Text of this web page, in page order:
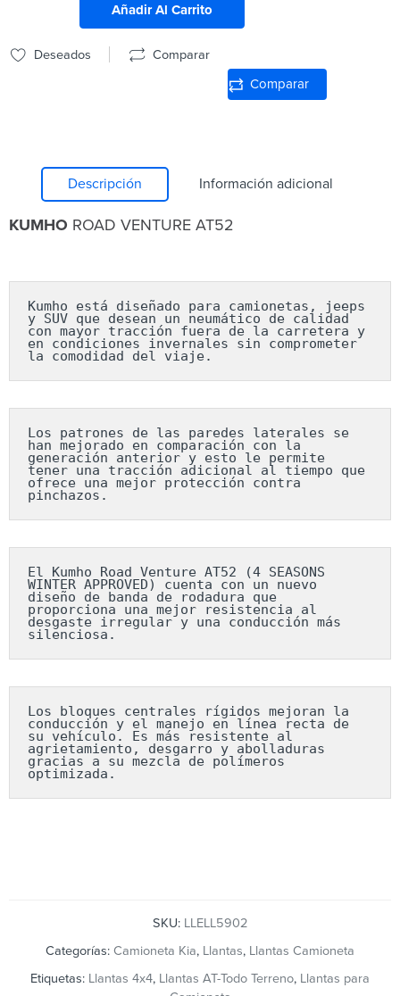
Añadir Al Carrito
Deseados Comparar
Comparar
Descripción Información adicional
KUMHO ROAD VENTURE AT52
Kumho está diseñado para camionetas, jeeps
y SUV que desean un neumático de calidad
con mayor tracción fuera de la carretera y
en condiciones invernales sin comprometer
la comodidad del viaje.
Los patrones de las paredes laterales se
han mejorado en comparación con la
generación anterior y esto le permite
tener una tracción adicional al tiempo que
ofrece una mejor protección contra
pinchazos.
El Kumho Road Venture AT52 (4 SEASONS
WINTER APPROVED) cuenta con un nuevo
diseño de banda de rodadura que
proporciona una mejor resistencia al
desgaste irregular y una conducción más
silenciosa.
Los bloques centrales rígidos mejoran la
conducción y el manejo en línea recta de
su vehículo. Es más resistente al
agrietamiento, desgarro y abolladuras
gracias a su mezcla de polímeros
optimizada.
SKU: LLELL5902
Categorías: Camioneta Kia, Llantas, Llantas Camioneta
Etiquetas: Llantas 4x4, Llantas AT-Todo Terreno, Llantas para